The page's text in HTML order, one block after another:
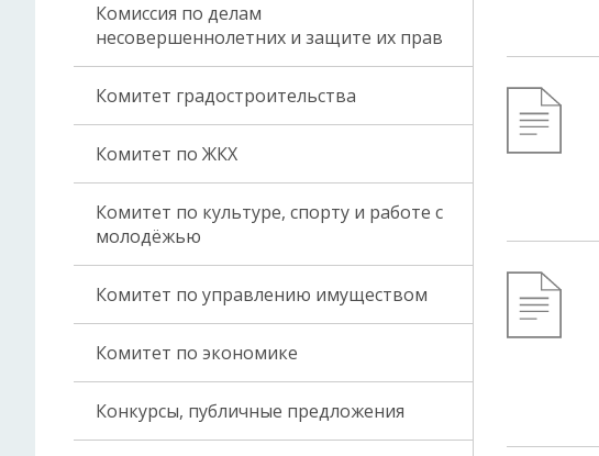
Комиссия по делам
несовершеннолетних и защите их прав
Комитет градостроительства
Комитет по ЖКХ
Комитет по культуре, спорту и работе с
молодёжью
Комитет по управлению имуществом
Комитет по экономике
Конкурсы, публичные предложения